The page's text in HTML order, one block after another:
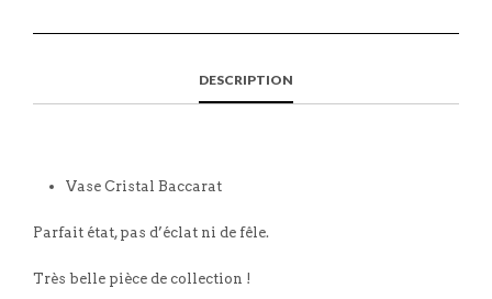
DESCRIPTION
Vase Cristal Baccarat
Parfait état, pas d’éclat ni de fêle.
Très belle pièce de collection !